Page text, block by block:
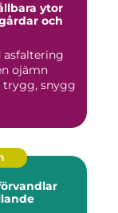
ytor
och
asfaltering
ojämn
trygg, snygg